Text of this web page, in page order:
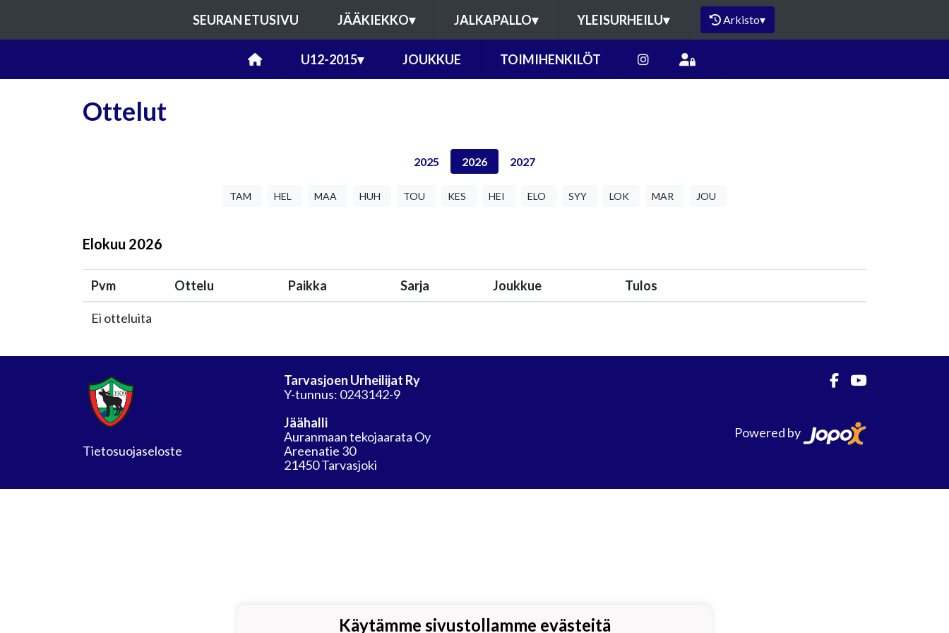
SEURAN ETUSIVU JÄÄKIEKKO▾ JALKAPALLO▾ YLEISURHEILU▾ Arkisto▾
U12-2015▾ JOUKKUE TOIMIHENKILÖT
Ottelut
2025 2026 2027
TAM HEL MAA HUH TOU KES HEI ELO SYY LOK MAR JOU
Elokuu 2026
Pvm Ottelu Paikka Sarja Joukkue Tulos
Ei otteluita
Tietosuojaseloste
Tarvasjoen Urheilijat Ry
Y-tunnus: 0243142-9
Jäähalli
Auranmaan tekojaarata Oy
Areenatie 30
21450 Tarvasjoki
Powered by
Käytämme sivustollamme evästeitä